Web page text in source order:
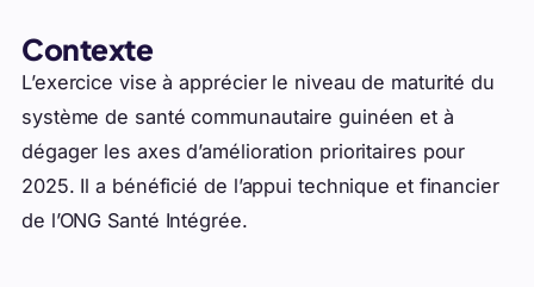
Contexte
L’exercice vise à apprécier le niveau de maturité du
système de santé communautaire guinéen et à
dégager les axes d’amélioration prioritaires pour
2025. Il a bénéficié de l’appui technique et financier
de l’ONG Santé Intégrée.